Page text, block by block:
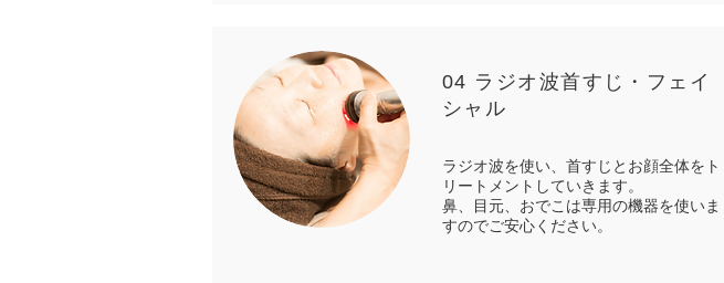
04 ラジオ波首すじ・フェイ
シャル
ラジオ波を使い、首すじとお顔全体をト
リートメントしていきます。
鼻、目元、おでこは専用の機器を使いま
すのでご安心ください。